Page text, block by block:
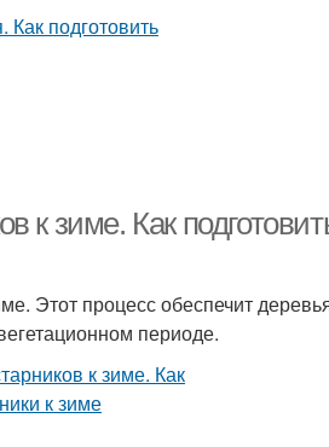
к зиме. Как
Этот процесс обеспечит
периоде.